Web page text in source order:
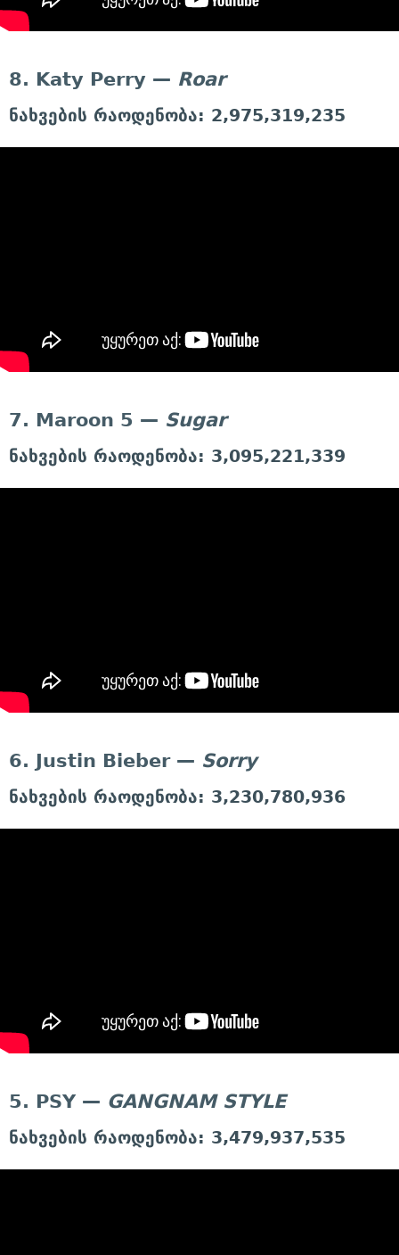
8. Katy Perry — Roar
ნახვების რაოდენობა: 2,975,319,235
7. Maroon 5 — Sugar
ნახვების რაოდენობა: 3,095,221,339
6. Justin Bieber — Sorry
ნახვების რაოდენობა: 3,230,780,936
5. PSY — GANGNAM STYLE
ნახვების რაოდენობა: 3,479,937,535